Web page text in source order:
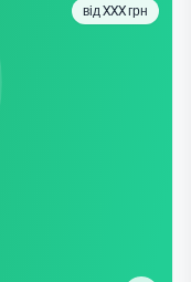
від XXX грн